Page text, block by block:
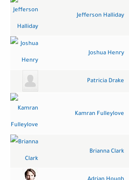
Jefferson Halliday
Joshua Henry
Patricia Drake
Kamran Fulleylove
Brianna Clark